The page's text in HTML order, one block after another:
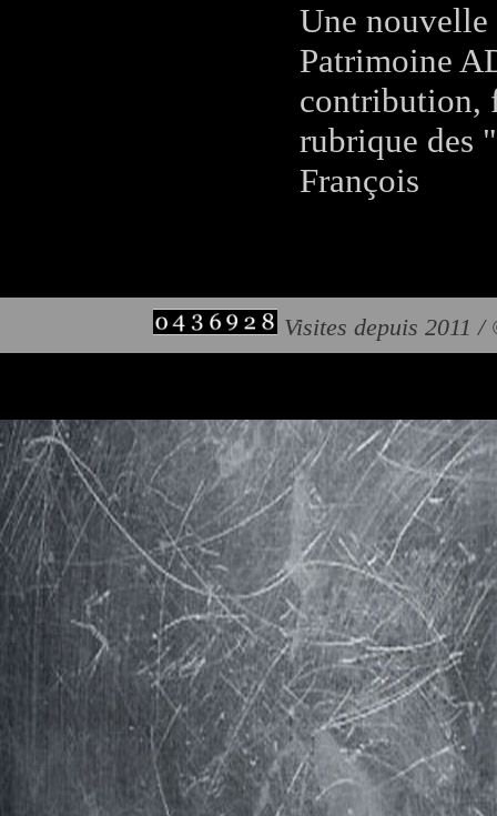
Une nouvelle
Patrimoine
contribution,
rubrique des
François
Visites depuis 2011